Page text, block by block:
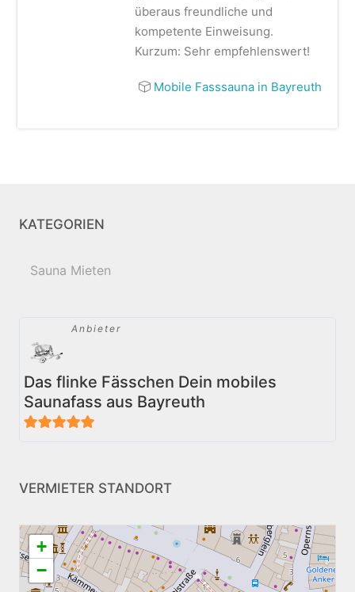
überaus freundliche und
kompetente Einweisung.
Kurzum: Sehr empfehlenswert!
Mobile Fasssauna in Bayreuth
KATEGORIEN
Sauna Mieten
Anbieter
Das flinke Fässchen Dein mobiles
Saunafass aus Bayreuth
VERMIETER STANDORT
+
−